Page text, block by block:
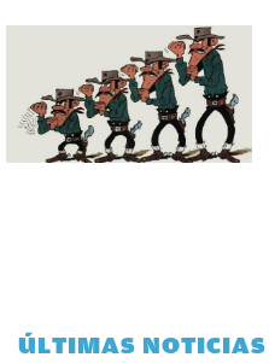
ÚLTIMAS NOTICIAS